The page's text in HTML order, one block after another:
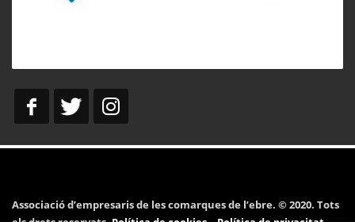
Associació d’empresaris de les comarques de l’ebre. © 2020. Tots